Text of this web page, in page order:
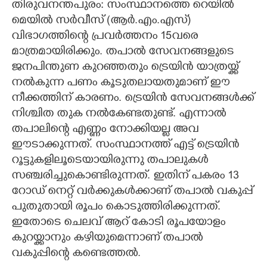
CARTOONS
LITERATURE
ZOOM
CONTACT US
തിരുവനന്തപുരം: സംസ്ഥാനത്തെ റെയിൽ
മെയിൽ സർവീസ് (ആർ.എം.എസ്)
വിഭാഗത്തിന്റെ പ്രവർത്തനം 15വരെ
മാത്രമായിരിക്കും. തപാൽ സേവനങ്ങളുടെ
ജനപിന്തുണ കുറഞ്ഞതും ട്രെയിൻ യാത്രയ്ക്ക്
നൽകുന്ന പണം കൂടുതലായതുമാണ് ഈ
നീക്കത്തിന് കാരണം. ട്രെയിൻ സേവനങ്ങൾക്ക്
നിശ്ചിത തുക നൽകേണ്ടതുണ്ട്. എന്നാൽ
തപാലിന്റെ എണ്ണം നോക്കിയല്ല അവ
ഈടാക്കുന്നത്. സംസ്ഥാനത്ത് എട്ട് ട്രെയിൻ
റൂട്ടുകളിലൂടെയായിരുന്നു തപാലുകൾ
സഞ്ചരിച്ചുകൊണ്ടിരുന്നത്. ഇതിന് പകരം 13
റോഡ് നെറ്റ് വർക്കുകൾക്കാണ് തപാൽ വകുപ്പ്
പുതുതായി രൂപം കൊടുത്തിരിക്കുന്നത്.
ഇതോടെ ചെലവ് ആറ് കോടി രൂപയോളം
കുറയ്ക്കാനും കഴിയുമെന്നാണ് തപാൽ
വകുപ്പിന്റെ കണ്ടെത്തൽ.